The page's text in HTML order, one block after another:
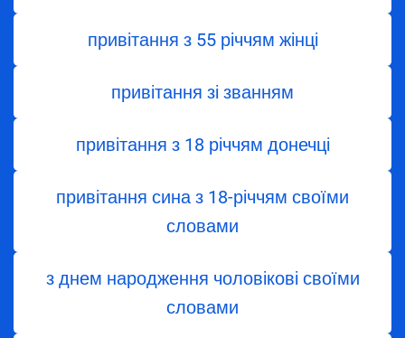
привітання з 55 річчям жінці
привітання зі званням
привітання з 18 річчям донечці
привітання сина з 18-річчям своїми
словами
з днем народження чоловікові своїми
словами